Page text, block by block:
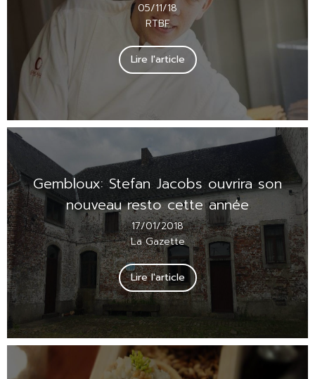
05/11/18
RTBF
Lire l'article
Gembloux: Stefan Jacobs ouvrira son
nouveau resto cette année
17/01/2018
La Gazette
Lire l'article